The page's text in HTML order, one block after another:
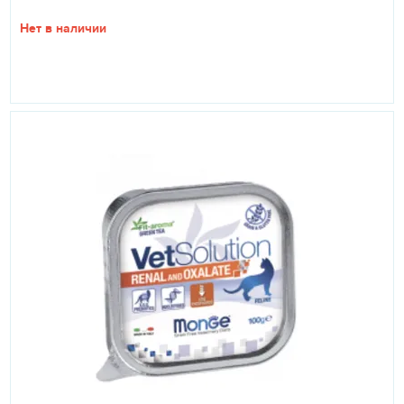
смочить корм с целью лучшего смешивания с
В сухом, защищенном от прямых солнечных лучей,
недоступном для детей и животных месте при
температуре от 0 до 25 °С. Срок годности 24 месяца.
Нет в наличии